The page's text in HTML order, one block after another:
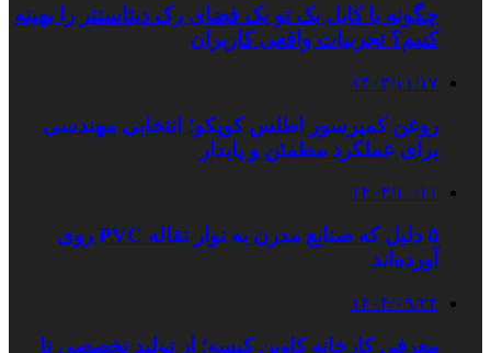
چگونه با کابل بک تو بک فضای رک دیتاسنتر را بهینه
کنیم؟ تجربیات واقعی کاربران
۱۴۰۳/۱۱/۱۷
روغن کمپرسور اطلس کوپکو؛ انتخابی مهندسی
برای عملکرد مطمئن و پایدار
۱۴۰۳/۱۰/۱۱
۵ دلیل که صنایع مدرن به نوار نقاله PVC روی
آورده‌اند
۱۴۰۴/۰۹/۲۴
معرفی کارخانه کاوین کیسه؛ از تولید تخصصی تا